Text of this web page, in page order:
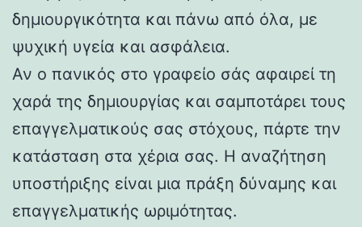
δημιουργικότητα και πάνω από όλα, με
ψυχική υγεία και ασφάλεια.
Αν ο πανικός στο γραφείο σάς αφαιρεί τη
χαρά της δημιουργίας και σαμποτάρει τους
επαγγελματικούς σας στόχους, πάρτε την
κατάσταση στα χέρια σας. Η αναζήτηση
υποστήριξης είναι μια πράξη δύναμης και
επαγγελματικής ωριμότητας.